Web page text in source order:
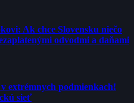
Ak chce Slovensku niečo
odvodmi a daňami
extrémnych podmienkach!
sieť